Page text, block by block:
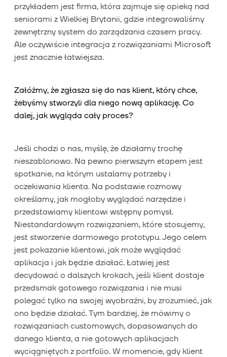
przykładem jest firma, która zajmuje się opieką nad
seniorami z Wielkiej Brytanii, gdzie integrowaliśmy
zewnętrzny system do zarządzania czasem pracy.
Ale oczywiście integracja z rozwiązaniami Microsoft
jest znacznie łatwiejsza.
Załóżmy, że zgłasza się do nas klient, który chce,
żebyśmy stworzyli dla niego nową aplikację. Co
dalej, jak wygląda cały proces?
Jeśli chodzi o nas, myślę, że działamy trochę
nieszablonowo. Na pewno pierwszym etapem jest
spotkanie, na którym ustalamy potrzeby i
oczekiwania klienta. Na podstawie rozmowy
określamy, jak mogłoby wyglądać narzędzie i
przedstawiamy klientowi wstępny pomysł.
Niestandardowym rozwiązaniem, które stosujemy,
jest stworzenie darmowego prototypu. Jego celem
jest pokazanie klientowi, jak może wyglądać
aplikacja i jak będzie działać. Łatwiej jest
decydować o dalszych krokach, jeśli klient dostaje
przedsmak gotowego rozwiązania i nie musi
polegać tylko na swojej wyobraźni, by zrozumieć, jak
ono będzie działać. Tym bardziej, że mówimy o
rozwiązaniach customowych, dopasowanych do
danego klienta, a nie gotowych aplikacjach
wyciągniętych z portfolio. W momencie, gdy klient